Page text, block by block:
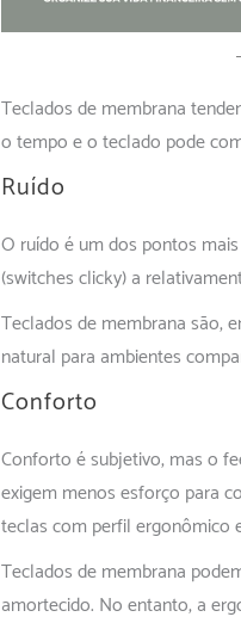
Teclados de membrana
o tempo e o teclado pode
Ruído
O ruído é um dos pontos
(switches clicky) a
Teclados de membrana são,
natural para ambientes
Conforto
Conforto é subjetivo, mas o
exigem menos esforço para
teclas com perfil ergonômico
Teclados de membrana
amortecido. No entanto, a